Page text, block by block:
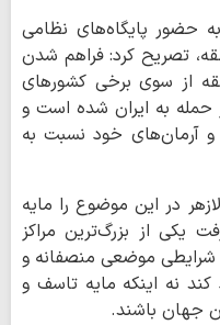
حضور پایگاه‌های نظامی
تصریح کرد: فراهم شدن
از سوی برخی کشورهای
به ایران شده است و
و آرمان‌های خود نسبت به
در این موضوع را مایه
یکی از بزرگ‌ترین مراکز
موضعی منصفانه و
نه اینکه مایه تاسف و
جهان باشند.